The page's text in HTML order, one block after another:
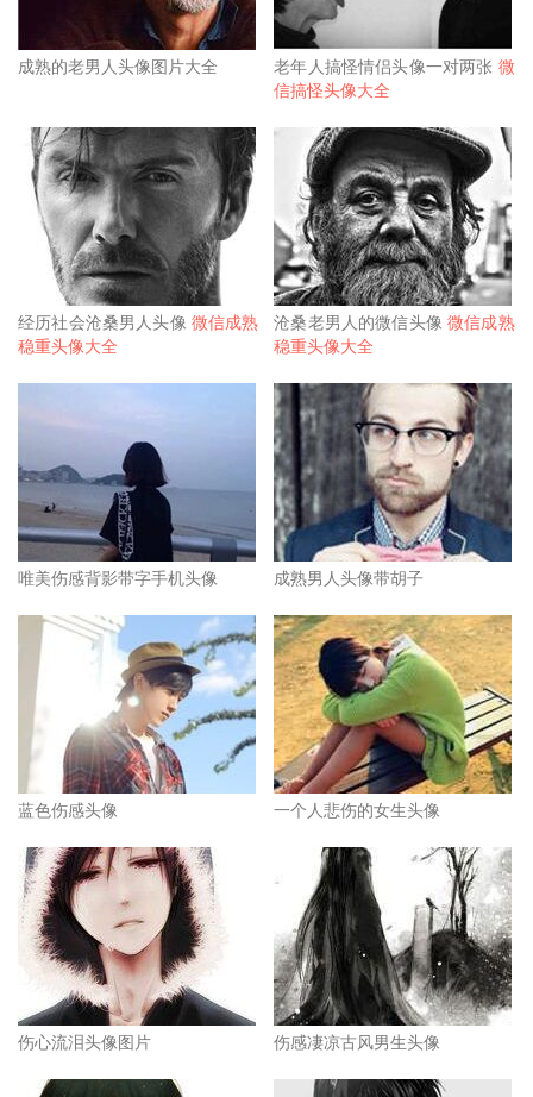
成熟的老男人头像图片大全 老年人搞怪情侣头像一对两张 微
信搞怪头像大全
经历社会沧桑男人头像 微信成熟
稳重头像大全
沧桑老男人的微信头像微信成熟
稳重头像大全
唯美伤感背影带字手机头像 成熟男人头像带胡子
蓝色伤感头像 一个人悲伤的女生头像
伤心流泪头像图片 伤感凄凉古风男生头像